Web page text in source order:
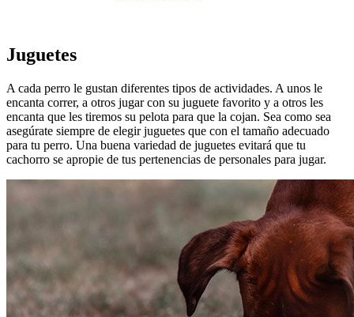
Juguetes
A cada perro le gustan diferentes tipos de actividades. A unos le
encanta correr, a otros jugar con su juguete favorito y a otros les
encanta que les tiremos su pelota para que la cojan. Sea como sea
asegúrate siempre de elegir juguetes que con el tamaño adecuado
para tu perro. Una buena variedad de juguetes evitará que tu
cachorro se apropie de tus pertenencias de personales para jugar.